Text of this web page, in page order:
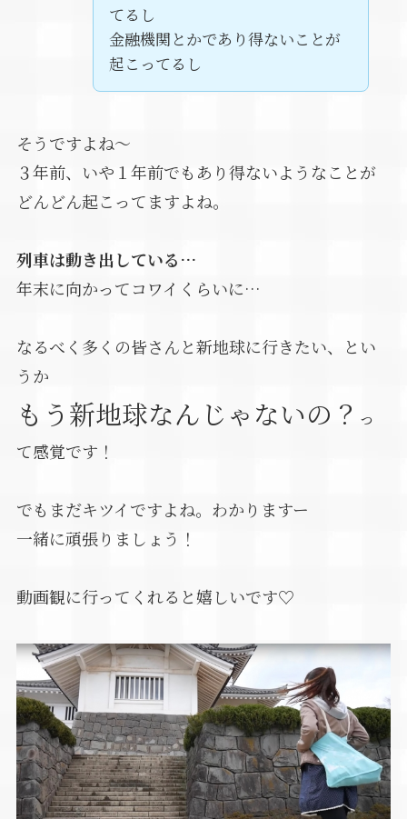
てるし
金融機関とかであり得ないことが
起こってるし
そうですよね～
３年前、いや１年前でもあり得ないようなことが
どんどん起こってますよね。
列車は動き出している…
年末に向かってコワイくらいに…
なるべく多くの皆さんと新地球に行きたい、とい
うか
もう新地球なんじゃないの？ っ
て感覚です！
でもまだキツイですよね。わかりますー
一緒に頑張りましょう！
動画観に行ってくれると嬉しいです♡